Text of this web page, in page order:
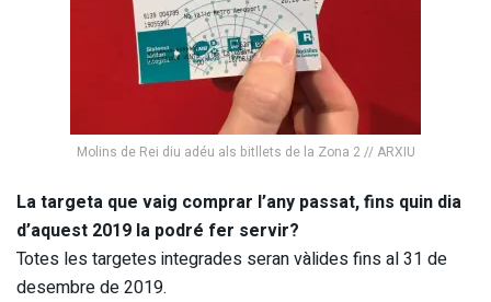
Molins de Rei diu adéu als bitllets de la Zona 2 // ARXIU
La targeta que vaig comprar l’any passat, fins quin dia
d’aquest 2019 la podré fer servir?
Totes les targetes integrades seran vàlides fins al 31 de
desembre de 2019.